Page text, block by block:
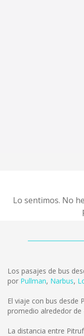
Lo sentimos. No
Los pasajes de bus
por Pullman, Narbus,
El viaje con bus desde
promedio alrededor de
La distancia entre